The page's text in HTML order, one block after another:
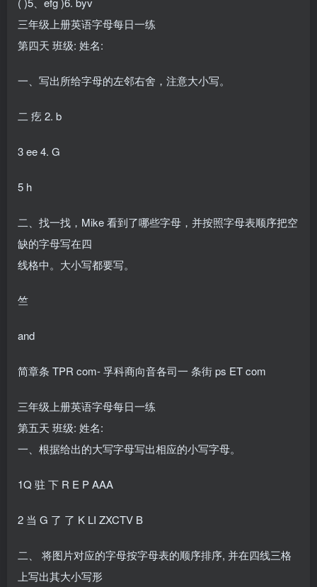
三年级上册英语字母每日一练
第四天 班级: 姓名:
一、写出所给字母的左邻右舍，注意大小写。
二 疙 2. b
3 ee 4. G
5 h
二、找一找，Mike 看到了哪些字母，并按照字母表顺序把空
缺的字母写在四
线格中。大小写都要写。
竺
and
简章条 TPR com- 孚科商向音各司一 条街 ps ET com
三年级上册英语字母每日一练
第五天 班级: 姓名:
一、根据给出的大写字母写出相应的小写字母。
1Q 驻 下 R E P AAA
2 当 G 了 了 K LI ZXCTV B
二、 将图片对应的字母按字母表的顺序排序, 并在四线三格
上写出其大小写形